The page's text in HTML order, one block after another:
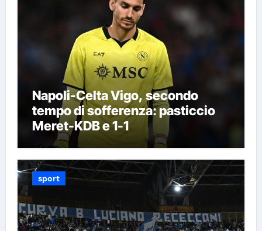
Napoli-Celta Vigo, secondo
tempo di sofferenza: pasticcio
Meret-KDB e 1-1
sport